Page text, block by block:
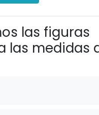
las figuras
las medidas